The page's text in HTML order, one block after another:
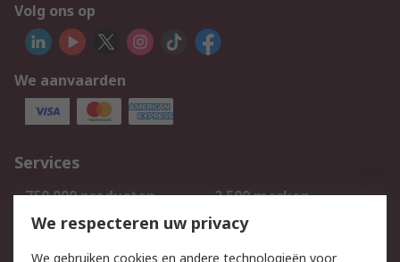
Volg ons op
We aanvaarden
Services
750.000 producten
2.500 merken
Bestellen
Inkoopoplossingen
We respecteren uw privacy
We gebruiken cookies en andere technologieën voor